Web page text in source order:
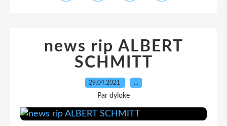
news rip ALBERT
SCHMITT
29.04.2021 …
Par dyloke